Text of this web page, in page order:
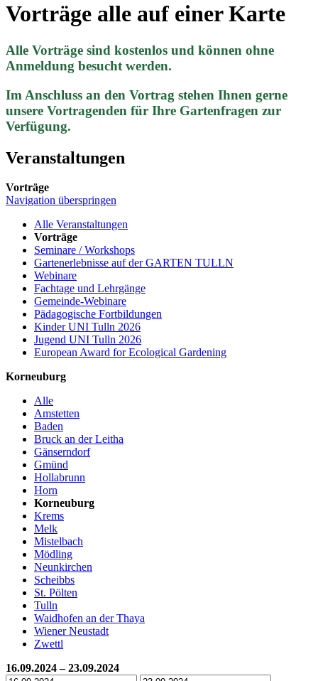
Vorträge alle auf einer Karte
Alle Vorträge sind kostenlos und können ohne
Anmeldung besucht werden.
Im Anschluss an den Vortrag stehen Ihnen gerne
unsere Vortragenden für Ihre Gartenfragen zur
Verfügung.
Veranstaltungen
Vorträge
Navigation überspringen
Alle Veranstaltungen
Vorträge
Seminare / Workshops
Gartenerlebnisse auf der GARTEN TULLN
Webinare
Fachtage und Lehrgänge
Gemeinde-Webinare
Pädagogische Fortbildungen
Kinder UNI Tulln 2026
Jugend UNI Tulln 2026
European Award for Ecological Gardening
Korneuburg
Alle
Amstetten
Baden
Bruck an der Leitha
Gänserndorf
Gmünd
Hollabrunn
Horn
Korneuburg
Krems
Melk
Mistelbach
Mödling
Neunkirchen
Scheibbs
St. Pölten
Tulln
Waidhofen an der Thaya
Wiener Neustadt
Zwettl
16.09.2024 – 23.09.2024